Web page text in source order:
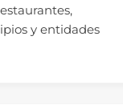
y entidades